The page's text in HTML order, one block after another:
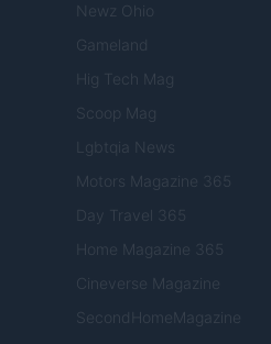
Newz Ohio
Gameland
Hig Tech Mag
Scoop Mag
Lgbtqia News
Motors Magazine 365
Day Travel 365
Home Magazine 365
Cineverse Magazine
SecondHomeMagazine